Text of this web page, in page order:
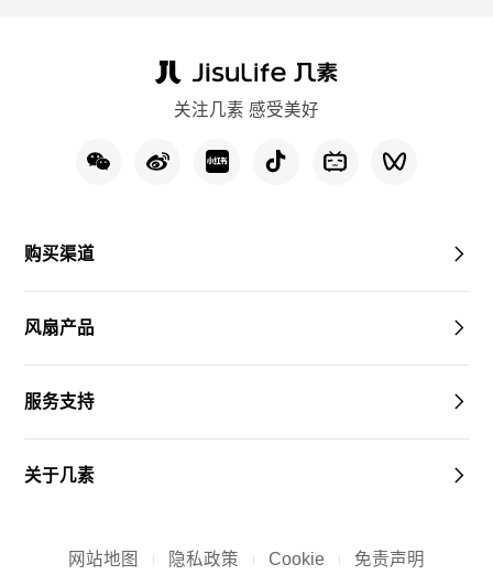
关注几素 感受美好
购买渠道
风扇产品
服务支持
关于几素
网站地图 隐私政策 Cookie 免责声明